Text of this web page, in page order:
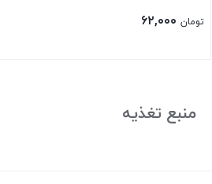
تومان
منبع تغذیه